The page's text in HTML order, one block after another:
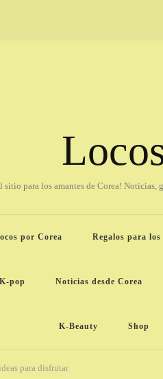
sitio para los amantes de Corea! Noticias,
por Corea Regalos para
K-pop Noticias desde Corea
K-Beauty Shop
para disfrutar